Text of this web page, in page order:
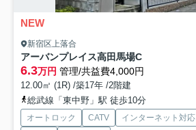
NEW
新宿区上落合
アーバンプレイス高田馬場C
6.3万円 管理/共益費4,000円
12.00㎡ (1R) /築17年 /2階建
総武線「東中野」駅 徒歩10分
オートロック CATV インターネット対応